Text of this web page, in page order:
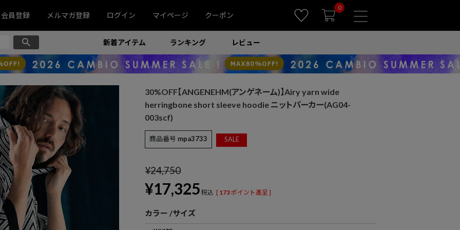
会員登録 メルマガ登録 ログイン マイページ クーポン
0
新着アイテム ランキング レビュー
30%OFF【ANGENEHM(アンゲネーム)】Airy yarn wide
herringbone short sleeve hoodie ニットパーカー(AG04-
003scf)
商品番号 mpa3733 SALE
¥24,750
¥17,325 税込 [ 173ポイント進呈 ]
カラー サイズ